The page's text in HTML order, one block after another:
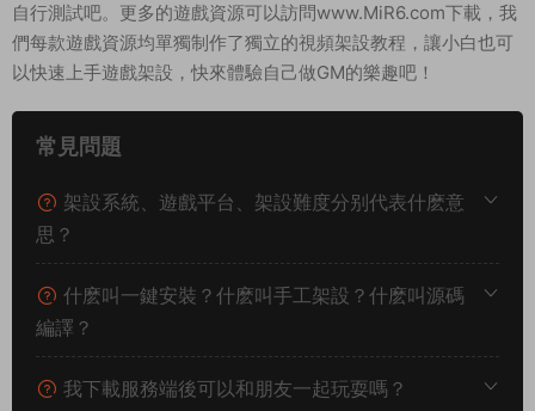
自行測試吧。更多的遊戲資源可以訪問www.MiR6.com下載，我
們每款遊戲資源均單獨制作了獨立的視頻架設教程，讓小白也可
以快速上手遊戲架設，快來體驗自己做GM的樂趣吧！
常見問題
架設系統、遊戲平台、架設難度分别代表什麽意
思？
什麽叫一鍵安裝？什麽叫手工架設？什麽叫源碼
編譯？
我下載服務端後可以和朋友一起玩耍嗎？